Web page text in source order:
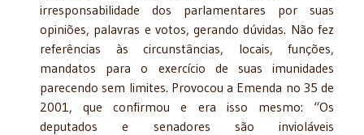
irresponsabilidade dos parlamentares por suas
opiniões, palavras e votos, gerando dúvidas. Não fez
referências às circunstâncias, locais, funções,
mandatos para o exercício de suas imunidades
parecendo sem limites. Provocou a Emenda no 35 de
2001, que confirmou e era isso mesmo: “Os
deputados e senadores são invioláveis